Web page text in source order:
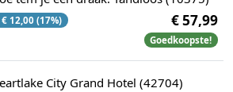
€ 12,00 (17%) € 57,99
Goedkoopste!
City Grand Hotel (42704)